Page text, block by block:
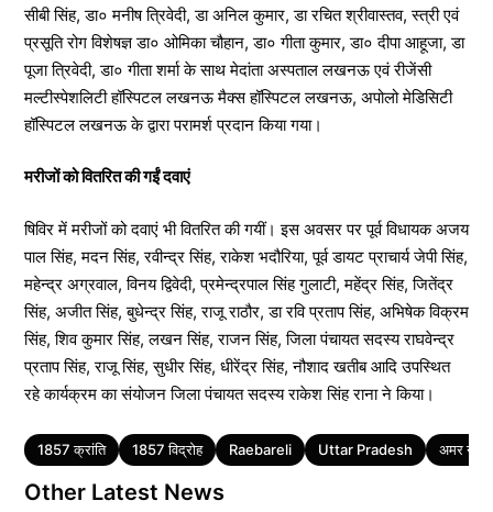
सीबी सिंह, डा० मनीष त्रिवेदी, डा अनिल कुमार, डा रचित श्रीवास्तव, स्त्री एवं
प्रसूति रोग विशेषज्ञ डा० ओमिका चौहान, डा० गीता कुमार, डा० दीपा आहूजा, डा
पूजा त्रिवेदी, डा० गीता शर्मा के साथ मेदांता अस्पताल लखनऊ एवं रीजेंसी
मल्टीस्पेशलिटी हॉस्पिटल लखनऊ मैक्स हॉस्पिटल लखनऊ, अपोलो मेडिसिटी
हॉस्पिटल लखनऊ के द्वारा परामर्श प्रदान किया गया।
मरीजों को वितरित की गईं दवाएं
षिविर में मरीजों को दवाएं भी वितरित की गयीं। इस अवसर पर पूर्व विधायक अजय
पाल सिंह, मदन सिंह, रवीन्द्र सिंह, राकेश भदौरिया, पूर्व डायट प्राचार्य जेपी सिंह,
महेन्द्र अग्रवाल, विनय द्विवेदी, प्रमेन्द्रपाल सिंह गुलाटी, महेंद्र सिंह, जितेंद्र
सिंह, अजीत सिंह, बुधेन्द्र सिंह, राजू राठौर, डा रवि प्रताप सिंह, अभिषेक विक्रम
सिंह, शिव कुमार सिंह, लखन सिंह, राजन सिंह, जिला पंचायत सदस्य राघवेन्द्र
प्रताप सिंह, राजू सिंह, सुधीर सिंह, धीरेंद्र सिंह, नौशाद खतीब आदि उपस्थित
रहे कार्यक्रम का संयोजन जिला पंचायत सदस्य राकेश सिंह राना ने किया।
Tags
1857 क्रांति 1857 विद्रोह Raebareli Uttar Pradesh अमर
Other Latest News